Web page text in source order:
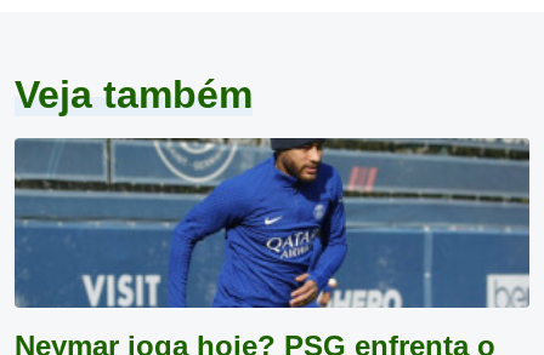
Veja também
Neymar joga hoje? PSG enfrenta o